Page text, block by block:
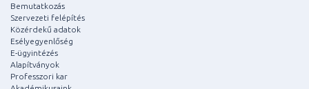
Bemutatkozás
Szervezeti felépítés
Közérdekű adatok
Esélyegyenlőség
E-ügyintézés
Alapítványok
Professzori kar